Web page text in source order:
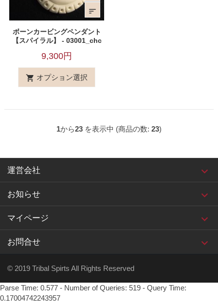
sort
ボーンカービングペンダント
【スパイラル】 - 03001_chc
9,300円
 オプション選択
1から23 を表示中 (商品の数: 23)
運営会社
お知らせ
マイページ
お問合せ
© 2019 Tribal Spirts All Rights Reserved
Parse Time: 0.577 - Number of Queries: 519 - Query Time:
0.17004742243957